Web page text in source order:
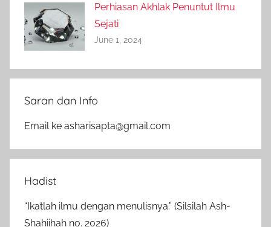
Perhiasan Akhlak Penuntut Ilmu
Sejati
June 1, 2024
Saran dan Info
Email ke asharisapta@gmail.com
Hadist
“Ikatlah ilmu dengan menulisnya.” (Silsilah Ash-
Shahiihah no. 2026)